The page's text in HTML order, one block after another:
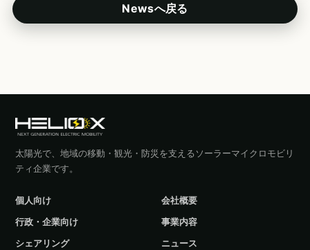
Newsへ戻る
太陽光で、地域の移動・観光・防災を支えるソーラーマイクロモビリ
ティ企業です。
個人向け
会社概要
行政・企業向け
事業内容
シェアリング
ニュース